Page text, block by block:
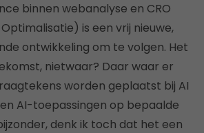
binnen webanalyse en CRO
is een vrij nieuwe,
ontwikkeling om te volgen. Het
nietwaar? Daar waar er
worden geplaatst bij AI
AI-toepassingen op bepaalde
denk ik toch dat het een